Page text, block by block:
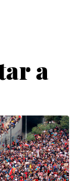
a